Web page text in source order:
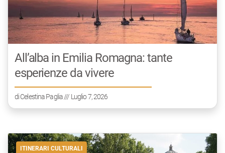
All’alba in Emilia Romagna: tante
esperienze da vivere
diCelestina Paglia/// Luglio 7, 2026
ITINERARI CULTURALI